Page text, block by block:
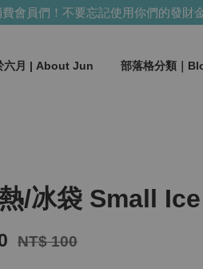
員們！不要忘記使用你們的發財金
六月 | About Jun 部落格分類｜
/冰袋 Small
NT$ 100